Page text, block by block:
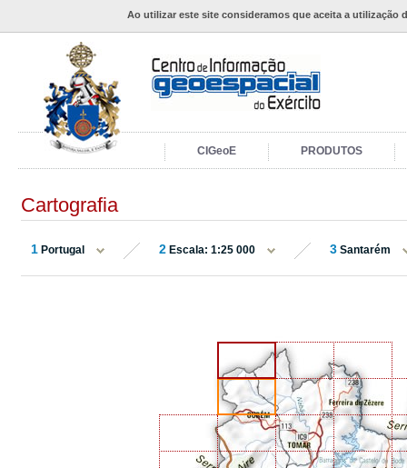
Ao utilizar este site consideramos que aceita a utilização
CIGeoE PRODUTOS
Cartografia
1 Portugal 2 Escala: 1:25 000 3 Santarém